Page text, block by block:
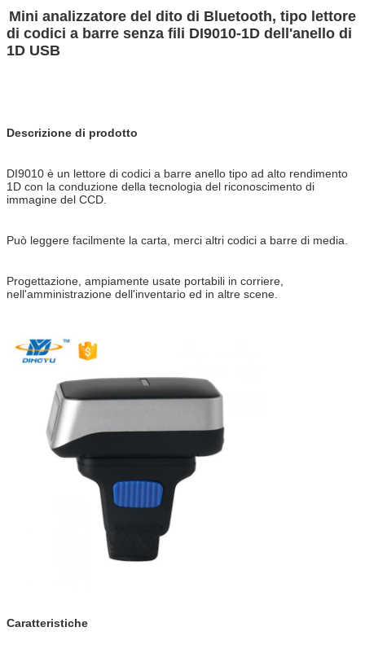
Mini analizzatore del dito di Bluetooth, tipo lettore
di codici a barre senza fili DI9010-1D dell'anello di
1D USB
Descrizione di prodotto
DI9010 è un lettore di codici a barre anello tipo ad alto rendimento
1D con la conduzione della tecnologia del riconoscimento di
immagine del CCD.
Può leggere facilmente la carta, merci altri codici a barre di media.
Progettazione, ampiamente usate portabili in corriere,
nell'amministrazione dell'inventario ed in altre scene.
Caratteristiche